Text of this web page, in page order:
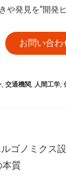
や発見を“開発
お問い合わ
, 交通機関, 人間工学,
ゴノミクス
質